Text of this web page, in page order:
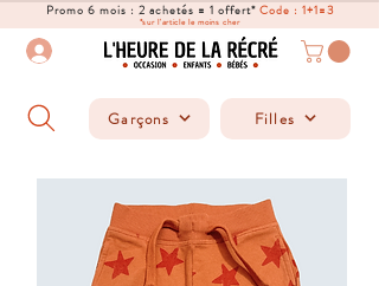
Promo 6 mois : 2 achetés = 1 offert*Code : 1+1=3
*sur l'article le moins cher
Garçons Filles